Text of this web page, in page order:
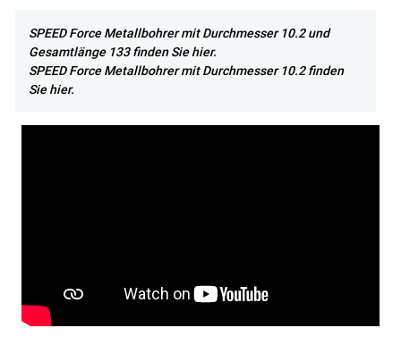
SPEED Force Metallbohrer mit Durchmesser 10.2 und
Gesamtlänge 133 finden Sie hier.
SPEED Force Metallbohrer mit Durchmesser 10.2 finden
Sie hier.